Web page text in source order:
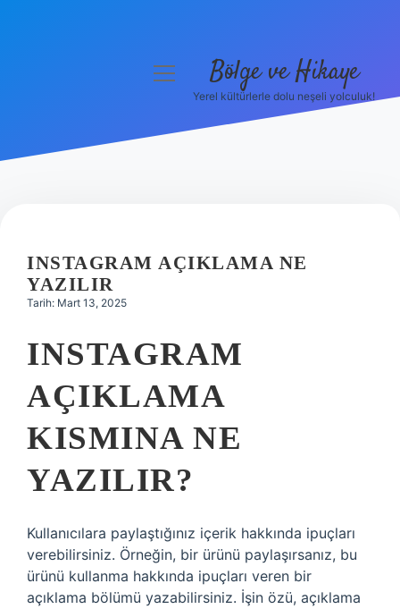
Hakkımızda
menüyü
Bölge ve Hikaye
Yerel kültürlerle dolu neşeli yolculuk!
INSTAGRAM AÇIKLAMA NE
YAZILIR
Tarih: Mart 13, 2025
INSTAGRAM
AÇIKLAMA
KISMINA NE
YAZILIR?
Kullanıcılara paylaştığınız içerik hakkında ipuçları
verebilirsiniz. Örneğin, bir ürünü paylaşırsanız, bu
ürünü kullanma hakkında ipuçları veren bir
açıklama bölümü yazabilirsiniz. İşin özü, açıklama